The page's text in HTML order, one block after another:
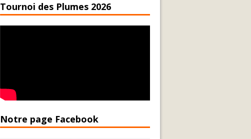
Tournoi des Plumes 2026
Notre page Facebook